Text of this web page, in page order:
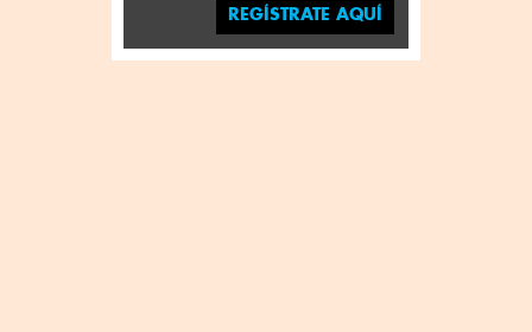
REGÍSTRATE AQUÍ